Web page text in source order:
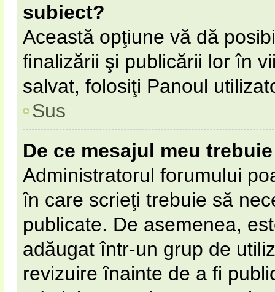
subiect?
Această opţiune vă dă
finalizării şi publicării lor în
salvat, folosiţi Panoul
Sus
De ce mesajul meu
Administratorul forumului
în care scrieţi trebuie să
publicate. De asemenea,
adăugat într-un grup de
revizuire înainte de a fi